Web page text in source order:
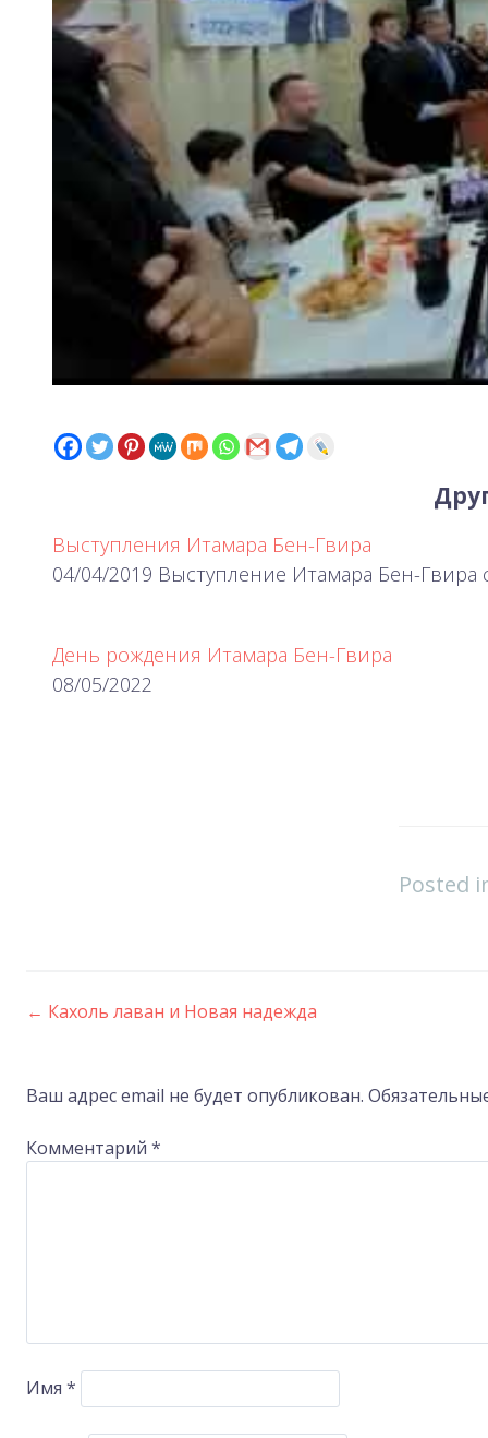
Выступления Итамара Бен-Гвира
04/04/2019 Выступление Итамара Бен-
День рождения Итамара Бен-Гвира
08/05/2022
Posted
Post
navigation
← Кахоль лаван и Новая надежда
Ваш адрес email не будет опубликован.
Комментарий *
Имя *